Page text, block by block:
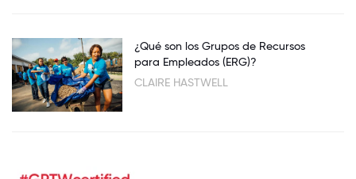
¿Qué son los Grupos de Recursos
para Empleados (ERG)?
CLAIRE HASTWELL